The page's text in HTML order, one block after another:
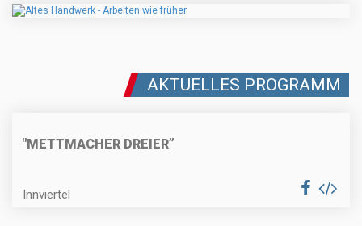
AKTUELLES PROGRAMM
"METTMACHER DREIER”
Innviertel